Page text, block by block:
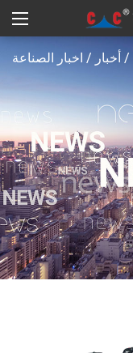
/ أخبار / اخبار الصناعة